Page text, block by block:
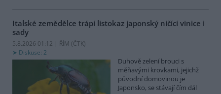
Italské zemědělce trápí listokaz japonský ničící vinice i
sady
5.8.2026 01:12 | ŘÍM (ČTK)
Diskuse: 2
Duhově zelení brouci s
měňavými krovkami, jejichž
původní domovinou je
Japonsko, se stávají čím dál